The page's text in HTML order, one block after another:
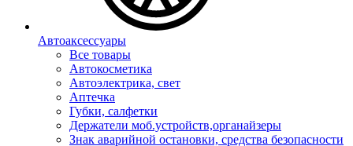
Автоаксессуары
Все товары
Автокосметика
Автоэлектрика, свет
Аптечка
Губки, салфетки
Держатели моб.устройств,органайзеры
Знак аварийной остановки, средства безопасности